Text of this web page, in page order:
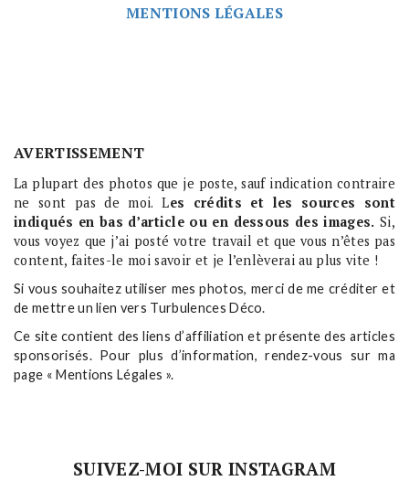
MENTIONS LÉGALES
AVERTISSEMENT
La plupart des photos que je poste, sauf indication contraire
ne sont pas de moi. Les crédits et les sources sont
indiqués en bas d’article ou en dessous des images. Si,
vous voyez que j’ai posté votre travail et que vous n’êtes pas
content, faites-le moi savoir et je l’enlèverai au plus vite !
Si vous souhaitez utiliser mes photos, merci de me créditer et
de mettre un lien vers Turbulences Déco.
Ce site contient des liens d’affiliation et présente des articles
sponsorisés. Pour plus d’information, rendez-vous sur ma
page « Mentions Légales ».
SUIVEZ-MOI SUR INSTAGRAM